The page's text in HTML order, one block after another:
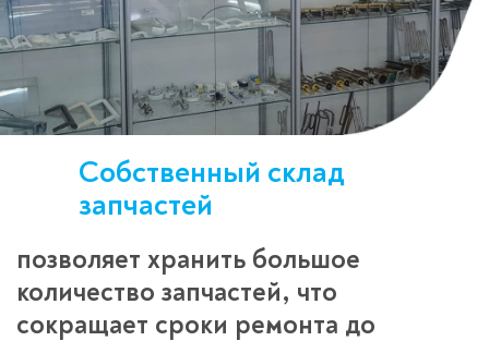
Собственный склад
запчастей
позволяет хранить большое
количество запчастей, что
сокращает сроки ремонта до